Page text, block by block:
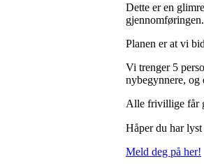
Dette er en
gjennomføringen.
Planen er at vi
Vi trenger 5
nybegynnere, og
Alle frivillige får
Håper du har
Meld deg på her!